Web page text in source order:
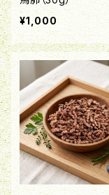
¥1,000